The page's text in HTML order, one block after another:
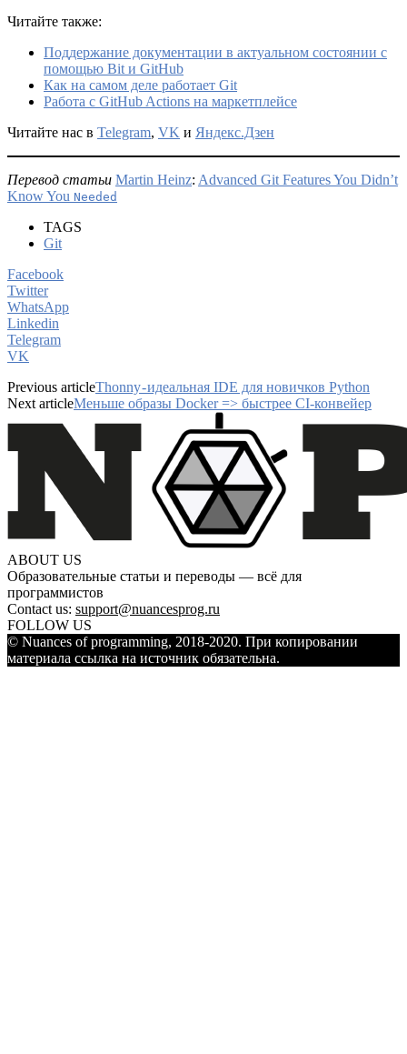
Читайте также:
Поддержание документации в актуальном состоянии с
помощью Bit и GitHub
Как на самом деле работает Git
Работа с GitHub Actions на маркетплейсе
Читайте нас в Telegram, VK и Яндекс.Дзен
Перевод статьи Martin Heinz: Advanced Git Features You Didn’t
Know You Needed
TAGS
Git
Facebook
Twitter
WhatsApp
Linkedin
Telegram
VK
Previous articleThonny - идеальная IDE для новичков Python
Next articleМеньше образы Docker => быстрее CI-конвейер
ABOUT US
Образовательные статьи и переводы — всё для
программистов
Contact us: support@nuancesprog.ru
FOLLOW US
© Nuances of programming, 2018-2020. При копировании
материала ссылка на источник обязательна.